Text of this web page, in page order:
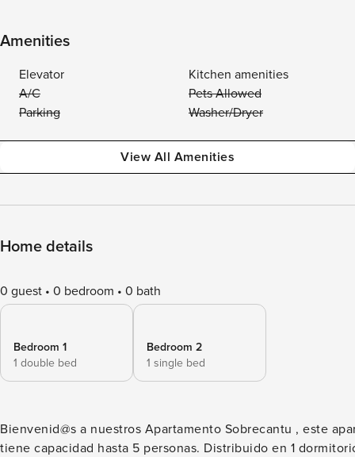
Amenities
Elevator
Kitchen amenities
A/C
Pets Allowed
Parking
Washer/Dryer
View All Amenities
Home details
0 guest 0 bedroom 0 bath
Bedroom 1
1 double bed
Bedroom 2
1 single bed
Bienvenid@s a nuestros Apartamento Sobrecantu , este
tiene capacidad hasta 5 personas. Distribuido en 1 dormitorio